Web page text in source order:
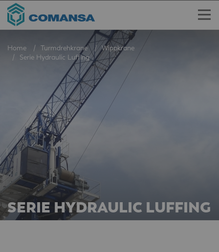
Home Turmdrehkrane
Wippkrane
Serie Hydraulic Luffing
SERIE HYDRAULIC LUFFING